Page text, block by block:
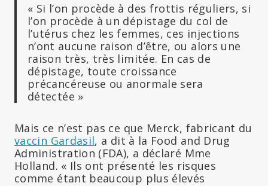
« Si l’on procède à des frottis réguliers, si
l’on procède à un dépistage du col de
l’utérus chez les femmes, ces injections
n’ont aucune raison d’être, ou alors une
raison très, très limitée. En cas de
dépistage, toute croissance
précancéreuse ou anormale sera
détectée »
Mais ce n’est pas ce que Merck, fabricant du
vaccin Gardasil, a dit à la Food and Drug
Administration (FDA), a déclaré Mme
Holland. « Ils ont présenté les risques
comme étant beaucoup plus élevés